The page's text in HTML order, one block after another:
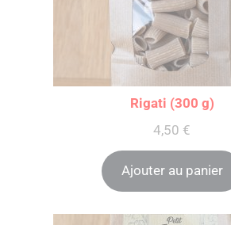
Rigati (300 g)
4,50 €
Ajouter au panier